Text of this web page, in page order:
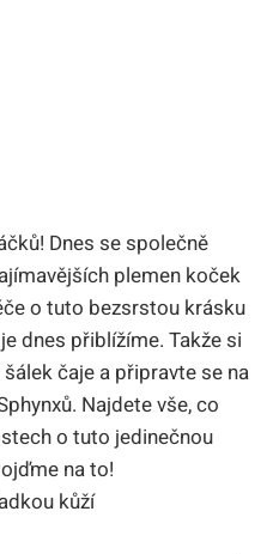
Dnes se společně
plemen koček
o tuto bezsrstou krásku
dnes přiblížíme. Takže si
čaje a připravte se na
Najdete vše, co
o tuto jedinečnou
na to!